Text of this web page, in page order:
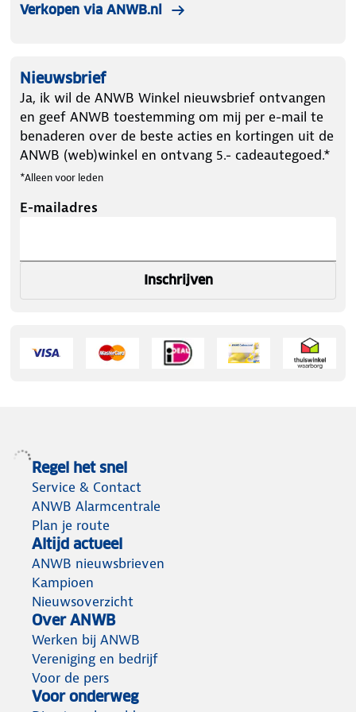
Verkopen via ANWB.nl
Nieuwsbrief
Ja, ik wil de ANWB Winkel nieuwsbrief ontvangen
en geef ANWB toestemming om mij per e-mail te
benaderen over de beste acties en kortingen uit de
ANWB (web)winkel en ontvang 5.- cadeautegoed.*
*Alleen voor leden
E-mailadres
Inschrijven
Regel het snel
Service & Contact
ANWB Alarmcentrale
Plan je route
Altijd actueel
ANWB nieuwsbrieven
Kampioen
Nieuwsoverzicht
Over ANWB
Werken bij ANWB
Vereniging en bedrijf
Voor de pers
Voor onderweg